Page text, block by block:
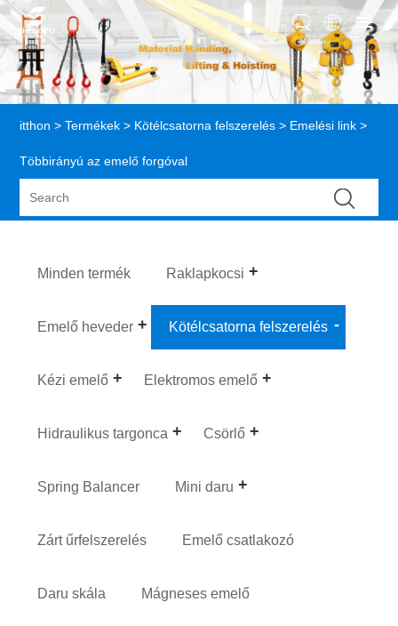
itthon > Termékek > Kötélcsatorna felszerelés > Emelési link >
Többirányú az emelő forgóval
Minden termék Raklapkocsi
Emelő heveder Kötélcsatorna felszerelés
Kézi emelő Elektromos emelő
Hidraulikus targonca Csörlő
Spring Balancer Mini daru
Zárt űrfelszerelés Emelő csatlakozó
Daru skála Mágneses emelő